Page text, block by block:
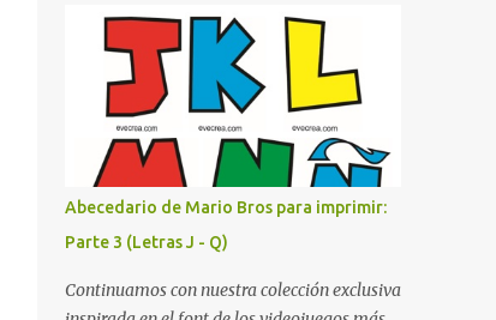
quienes visitan la institución por primera
vez, encontrar la biblioteca, la dirección o un
aula específica puede resultar c...
de los videojuegos. Este set de letras está
diseñado para transformar cualquier
mensaje en una aventura, utilizando la
tipografía clásica y robusta que los fans han
reconocido por décadas. En esta primera
sección, el abecedario nos presenta:
Identidad Visual: Un diseño de bloques con
bordes negros gruesos que resaltan sobre
cualquier fondo. Paleta de Colores: Una
secuencia dinámica que alterna entre el rojo
de Mario, el verde de Luigi, y los tonos azul y
Abecedario de Mario Bros para imprimir:
Parte 3 (Letras J - Q)
Continuamos con nuestra colección exclusiva